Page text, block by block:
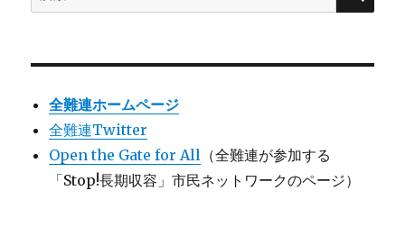
索:
全難連ホームページ
全難連Twitter
Open the Gate for All （全難連が参加する
「Stop!長期収容」市民ネットワークのページ）